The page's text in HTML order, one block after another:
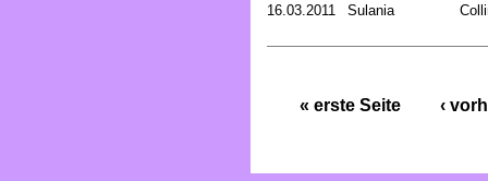
16.03.2011 Sulania
« erste Seite ‹